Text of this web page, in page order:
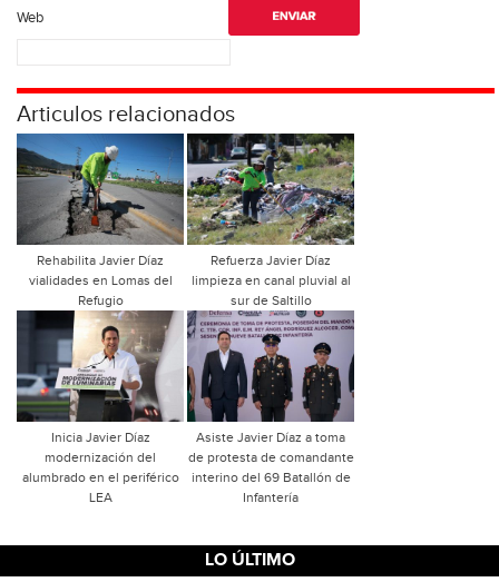
Web
Articulos relacionados
Rehabilita Javier Díaz
vialidades en Lomas del
Refugio
Refuerza Javier Díaz
limpieza en canal pluvial al
sur de Saltillo
Inicia Javier Díaz
modernización del
alumbrado en el periférico
LEA
Asiste Javier Díaz a toma
de protesta de comandante
interino del 69 Batallón de
Infantería
LO ÚLTIMO